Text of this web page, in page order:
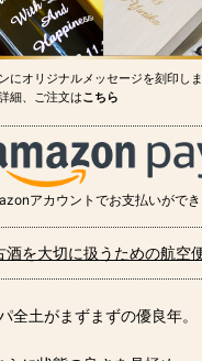
にオリジナルメッセージを刻印し
細、ご注文はこちら
アカウントでお支払いがで
酒を大切に扱うための航空
全土がまずまずの優良年。